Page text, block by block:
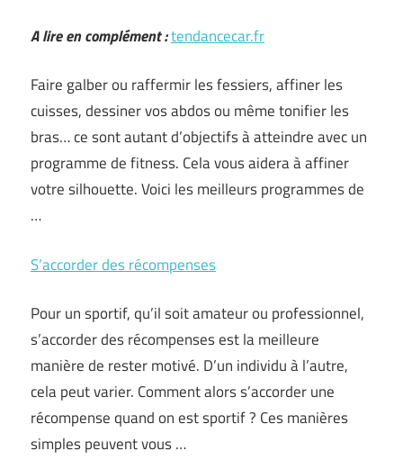
A lire en complément :tendancecar.fr
Faire galber ou raffermir les fessiers, affiner les
cuisses, dessiner vos abdos ou même tonifier les
bras… ce sont autant d’objectifs à atteindre avec un
programme de fitness. Cela vous aidera à affiner
votre silhouette. Voici les meilleurs programmes de
…
S’accorder des récompenses
Pour un sportif, qu’il soit amateur ou professionnel,
s’accorder des récompenses est la meilleure
manière de rester motivé. D’un individu à l’autre,
cela peut varier. Comment alors s’accorder une
récompense quand on est sportif ? Ces manières
simples peuvent vous …